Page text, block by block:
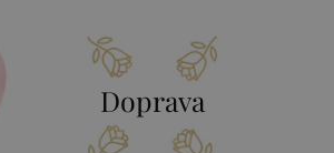
Doprava